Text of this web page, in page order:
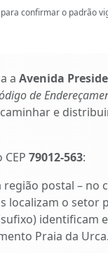
para confirmar o padrão
a Avenida
de
e
79012-563:
região postal – no
localizam o setor
identificam
Praia da Urca.